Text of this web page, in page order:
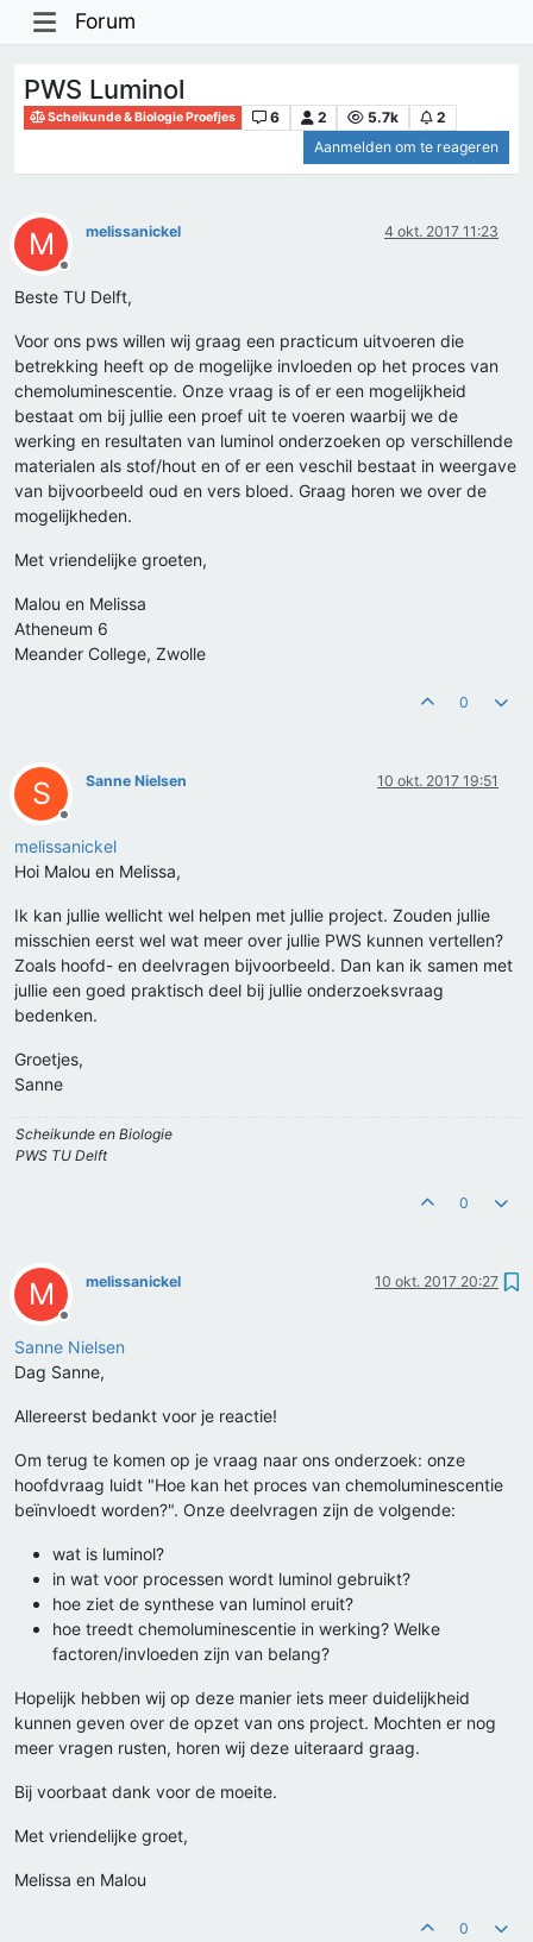
Forum
PWS Luminol
Scheikunde & Biologie Proefjes 6 2 5.7k
2
Aanmelden om te reageren
M
Offline
melissanickel 4 okt. 2017 11:23
Beste TU Delft,
Voor ons pws willen wij graag een practicum uitvoeren die
betrekking heeft op de mogelijke invloeden op het proces van
chemoluminescentie. Onze vraag is of er een mogelijkheid
bestaat om bij jullie een proef uit te voeren waarbij we de
werking en resultaten van luminol onderzoeken op verschillende
materialen als stof/hout en of er een veschil bestaat in weergave
van bijvoorbeeld oud en vers bloed. Graag horen we over de
mogelijkheden.
Met vriendelijke groeten,
Malou en Melissa
Atheneum 6
Meander College, Zwolle
0
S
Offline
Sanne Nielsen 10 okt. 2017 19:51
melissanickel
Hoi Malou en Melissa,
Ik kan jullie wellicht wel helpen met jullie project. Zouden jullie
misschien eerst wel wat meer over jullie PWS kunnen vertellen?
Zoals hoofd- en deelvragen bijvoorbeeld. Dan kan ik samen met
jullie een goed praktisch deel bij jullie onderzoeksvraag
bedenken.
Groetjes,
Sanne
Scheikunde en Biologie
PWS TU Delft
0
M
Offline
melissanickel 10 okt. 2017 20:27
Sanne Nielsen
Dag Sanne,
Allereerst bedankt voor je reactie!
Om terug te komen op je vraag naar ons onderzoek: onze
hoofdvraag luidt "Hoe kan het proces van chemoluminescentie
beïnvloedt worden?". Onze deelvragen zijn de volgende:
wat is luminol?
in wat voor processen wordt luminol gebruikt?
hoe ziet de synthese van luminol eruit?
hoe treedt chemoluminescentie in werking? Welke
factoren/invloeden zijn van belang?
Hopelijk hebben wij op deze manier iets meer duidelijkheid
kunnen geven over de opzet van ons project. Mochten er nog
meer vragen rusten, horen wij deze uiteraard graag.
Bij voorbaat dank voor de moeite.
Met vriendelijke groet,
Melissa en Malou
0